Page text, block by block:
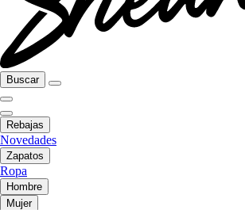
Buscar
Rebajas
Novedades
Zapatos
Ropa
Hombre
Mujer